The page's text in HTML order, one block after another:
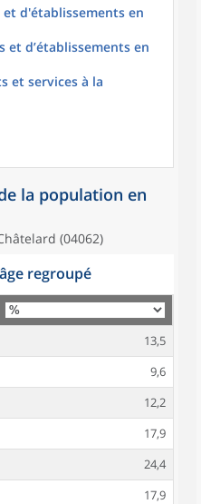
d'établissements en
et d’établissements en
et services à la
la population en
(04062)
regroupé
13,5
9,6
12,2
17,9
24,4
17,9